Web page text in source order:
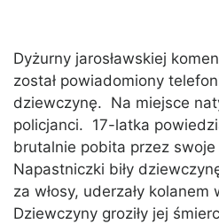
Dyżurny jarosławskiej
został powiadomiony
dziewczynę. Na miejsce
policjanci. 17-latka
brutalnie pobita przez
Napastniczki biły
za włosy, uderzały kolanem
Dziewczyny groziły jej